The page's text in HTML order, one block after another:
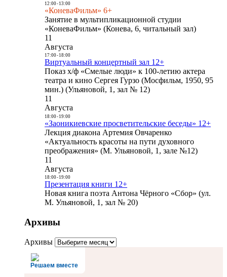
12:00- 13:00
«КоневаФильм» 6+
Занятие в мультипликационной студии
«КоневаФильм» (Конева, 6, читальный зал)
11
Августа
17:00- 18:00
Виртуальный концертный зал 12+
Показ х/ф «Смелые люди» к 100-летию актера
театра и кино Сергея Гурзо (Мосфильм, 1950, 95
мин.) (Ульяновой, 1, зал № 12)
11
Августа
18:00- 19:00
«Заоникиевские просветительские беседы» 12+
Лекция диакона Артемия Овчаренко
«Актуальность красоты на пути духовного
преображения» (М. Ульяновой, 1, зале №12)
11
Августа
18:00- 19:00
Презентация книги 12+
Новая книга поэта Антона Чёрного «Сбор» (ул.
М. Ульяновой, 1, зал № 20)
Архивы
Архивы
Решаем вместе